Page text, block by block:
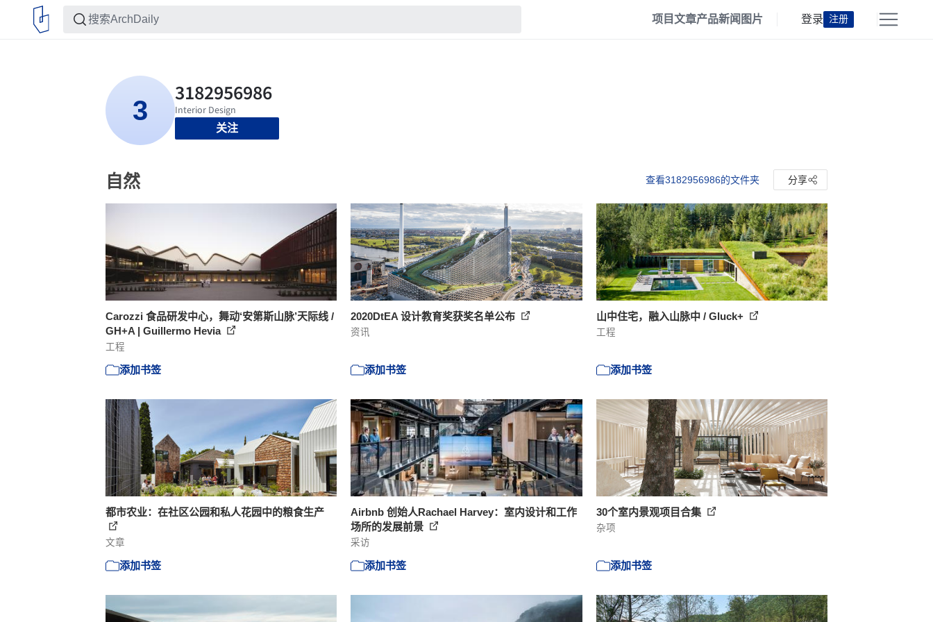
项目文章产品新闻 图片 登录 注册
关注
自然 查看3182956986的文件夹 分享
Carozzi 食品研发中心，舞动‘安第斯山脉’天际线 /
GH+A | Guillermo Hevia
工程
添加书签
2020DtEA 设计教育奖获奖名单公布
资讯
添加书签
山中住宅，融入山脉中 / Gluck+
工程
添加书签
都市农业：在社区公园和私人花园中的粮食生产
文章
添加书签
Airbnb 创始人Rachael Harvey：室内设计和工作
场所的发展前景
采访
添加书签
30个室内景观项目合集
杂项
添加书签